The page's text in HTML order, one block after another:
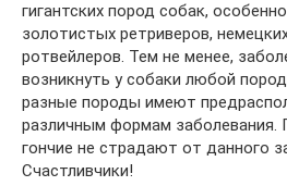
гигантских пород собак,
золотистых ретриверов,
ротвейлеров. Тем не менее,
возникнуть у собаки любой
разные породы имеют
различным формам заболевания.
гончие не страдают от данного
Счастливчики!